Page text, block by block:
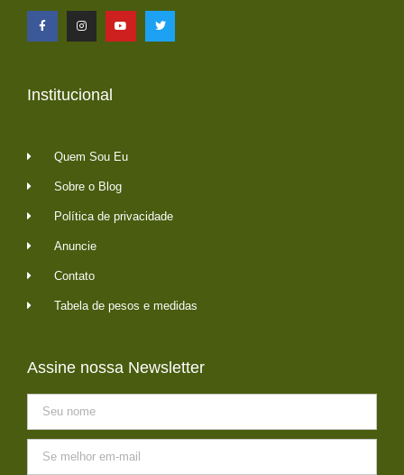
Institucional
Quem Sou Eu
Sobre o Blog
Política de privacidade
Anuncie
Contato
Tabela de pesos e medidas
Assine nossa Newsletter